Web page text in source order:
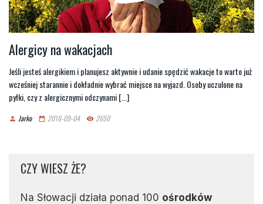
Alergicy na wakacjach
Jeśli jesteś alergikiem i planujesz aktywnie i udanie spędzić wakacje to warto już
wcześniej starannie i dokładnie wybrać miejsce na wyjazd. Osoby uczulone na
pyłki, czy z alergicznymi odczynami [...]
person Jarko date_range 2016-09-04 remove_red_eye 2650
CZY WIESZ ŻE?
Na Słowacji działa ponad 100 ośrodków